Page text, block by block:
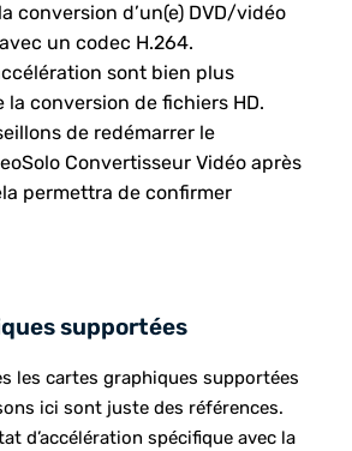
conversion d’un(e) DVD/vidéo
un codec H.264.
sont bien plus
la conversion de fichiers HD.
de redémarrer le
Convertisseur Vidéo après
permettra de confirmer
supportées
les cartes graphiques supportées
ici sont juste des références.
d’accélération spécifique avec la